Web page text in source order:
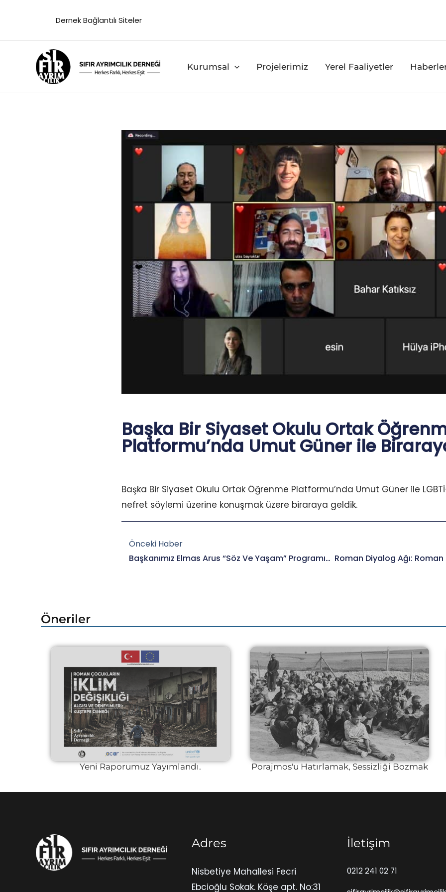
Dernek Bağlantılı Siteler
Kurumsal Projelerimiz Yerel Faaliyetler
Başka Bir Siyaset Okulu Ortak
Platformu’nda Umut Güner ile
Başka Bir Siyaset Okulu Ortak Öğrenme Platformu’nda Umut Güner ile
nefret söylemi üzerine konuşmak üzere biraraya geldik.
Önceki Haber
Başkanımız Elmas Arus “Söz Ve Yaşam” Programına Konuk Oldu.
Öneriler
Yeni Raporumuz Yayımlandı. Porajmos'u Hatırlamak, Sessizliği Bozmak
Adres
Nisbetiye Mahallesi Fecri
Ebcioğlu Sokak. Köşe apt. No:31
İletişim
0212 241 02 71